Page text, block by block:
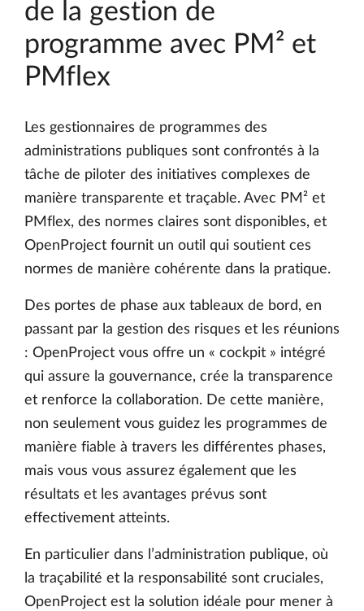
de la gestion de
programme avec PM² et
PMflex
Les gestionnaires de programmes des
administrations publiques sont confrontés à la
tâche de piloter des initiatives complexes de
manière transparente et traçable. Avec PM² et
PMflex, des normes claires sont disponibles, et
OpenProject fournit un outil qui soutient ces
normes de manière cohérente dans la pratique.
Des portes de phase aux tableaux de bord, en
passant par la gestion des risques et les réunions
: OpenProject vous offre un « cockpit » intégré
qui assure la gouvernance, crée la transparence
et renforce la collaboration. De cette manière,
non seulement vous guidez les programmes de
manière fiable à travers les différentes phases,
mais vous vous assurez également que les
résultats et les avantages prévus sont
effectivement atteints.
En particulier dans l’administration publique, où
la traçabilité et la responsabilité sont cruciales,
OpenProject est la solution idéale pour mener à